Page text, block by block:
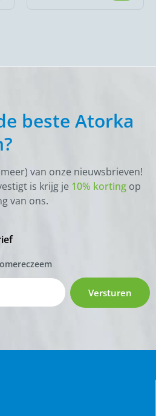
beste Atorka
van onze nieuwsbrieven!
is krijg je 10% korting op
van ons.
Versturen